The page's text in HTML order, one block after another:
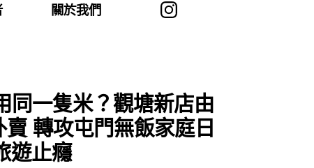
關於我們
一隻米？觀塘新店由
轉攻屯門無飯家庭日
遊止癮